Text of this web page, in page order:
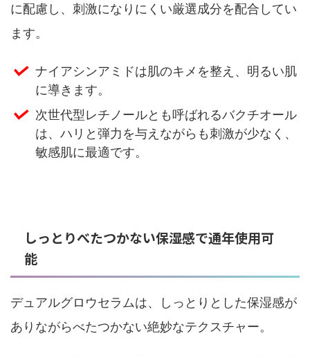
に配慮し、刺激になりにくい厳選成分を配合してい
ます。
ナイアシンアミドは肌のキメを整え、明るい肌
に導きます。
次世代型レチノールとも呼ばれるバクチオール
は、ハリと弾力を与えながらも刺激が少なく、
敏感肌に最適です。
しっとりべたつかない保湿感で通年使用可
能
デュアルグロウセラムは、しっとりとした保湿感が
ありながらべたつかない絶妙なテクスチャー。